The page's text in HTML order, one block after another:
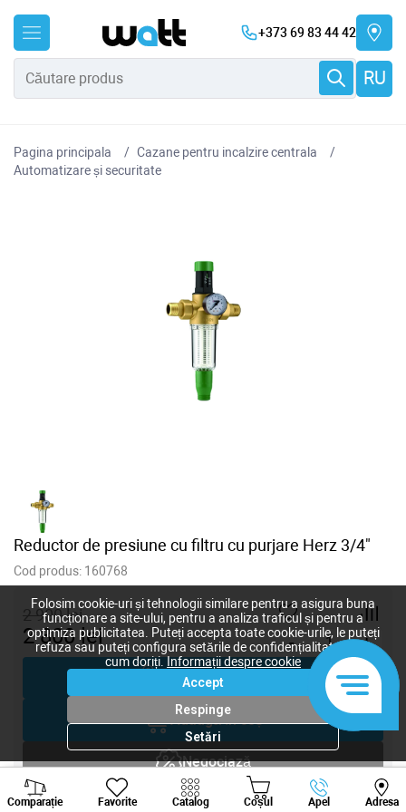
+373 69 83 44 42
RU
Pagina principala
Cazane pentru incalzire centrala
Automatizare și securitate
Reductor de presiune cu filtru cu purjare Herz 3/4"
Cod produs: 160768
2 900lei
2 800lei - +
Cumpără acum
Adaugă în coș
Negociază
Solicitare inginer
Comparație Favorite Catalog Coșul Apel Adresa
Viber Whatsapp
Folosim cookie-uri și tehnologii similare pentru a asigura buna
funcționare a site-ului, pentru a analiza traficul și pentru a
optimiza publicitatea. Puteți accepta toate cookie-urile, le puteți
refuza sau puteți configura setările de confidențialitate după
cum doriți.Informații despre cookie
Accept
Respinge
Setări